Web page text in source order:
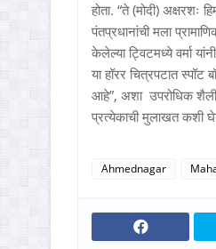
होता. “ते (मोदी) अक्षरशः
पंतप्रधानांची मला
केलेल्या ट्विटमध्ये वर्मा
या हॉरर चित्रपटात
आहे”, अशा उपरोधिक शैलीत
प्रत्येकाची मुलाखत कशी
Ahmednagar